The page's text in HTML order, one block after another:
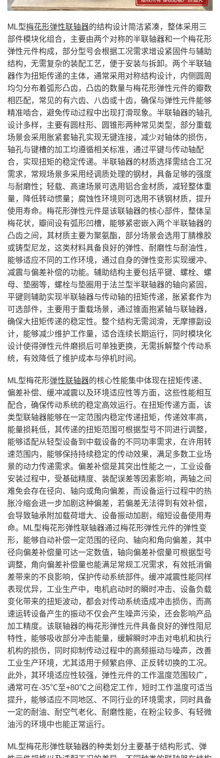
ML型梅花形弹性联轴器的结构设计简洁紧凑，整体采用三
部件模块化组合，主要由两个对称的半联轴器和一个梅花形
弹性元件构成，部分型号会根据工况需求增设紧固件与辅助
结构，无需复杂的装配工艺，便于安装与拆卸。两个半联轴
器作为扭矩传递的主体，通常采用对称结构设计，内侧圆周
均匀分布着弧形凸齿，凸齿的数量与梅花形弹性元件的瓣数
相匹配，常见的有六齿、八齿或十齿，确保与弹性元件能够
精准啮合，避免传动过程中出现打滑现象。半联轴器的轴孔
设计多样，主要有圆柱形、圆锥形两种常见类型，部分重载
场景会采用胀紧套轴孔实现无键连接，减少对轴体的损伤，
轴孔与键槽的加工均遵循相关标准，通过平键与传动轴配
合，实现扭矩的稳定传递。半联轴器的材质选择需结合工况
需求，常规场景多采用经调质处理的钢材，具备足够的强度
与耐磨性；轻载、高速场景可选用铝合金材质，减轻整体重
量，降低转动惯量；腐蚀性环境则可选用不锈钢材质，提升
使用寿命。梅花形弹性元件是该联轴器的核心部件，整体呈
梅花状，瓣间设有弧形凹槽，能够紧密嵌入两个半联轴器的
凸齿之间，其材质主要为聚氨酯，部分场景会选用丁腈橡胶
或铸型尼龙，这类材料具备良好的弹性、耐磨性与耐油性，
能够适应不同的工作环境，通过自身的弹性变形实现缓冲、
减震与偏差补偿的功能。辅助结构主要包括平键、螺栓、螺
母、垫圈等，螺栓与垫圈用于法兰型半联轴器的轴向紧固，
平键则辅助实现半联轴器与传动轴的扭矩传递，胀紧套作为
可选部件，主要用于重载场景，通过锥面抱紧轴与联轴器，
确保大扭矩传递的稳定性。整个结构无需润滑，无摩擦副设
计，能够减少维护工作量，适合连续长期运行，同时模块化
设计使得弹性元件磨损后可单独更换，无需拆解整个传动系
统，有效降低了维护成本与停机时间。
ML型梅花形弹性联轴器的核心性能集中体现在扭矩传递、
偏差补偿、缓冲减震以及环境适应性等方面，这些性能相互
配合，确保传动系统的稳定高效运行。在扭矩传递方面，该
类型联轴器能够在一定范围内稳定传递扭矩，传递效率高，
能量损耗低，其传递的扭矩范围可根据型号不同进行调整，
能够适配从轻型设备到中载设备的不同功率需求，在许用转
速范围内，能够保持持续稳定的传动效果，满足多数工业场
景的动力传递需求。偏差补偿是其突出性能之一，工业设备
安装过程中，受基础精度、装配误差等因素影响，两轴之间
难免会存在径向、轴向或角向偏差，而设备运行过程中的热
胀冷缩会进一步加剧这种偏差，若偏差无法得到有效补偿，
会导致轴承附加载荷增大、设备振动加剧，缩短设备使用寿
命。ML型梅花形弹性联轴器通过梅花形弹性元件的弹性变
形，能够自动补偿一定范围的径向、轴向和角向偏差，其中
径向偏差补偿量可达一定数值，轴向偏差补偿量可根据型号
调整，角向偏差补偿量也能满足常规工况需求，有效抵消偏
差带来的不良影响，保护传动系统部件。缓冲减震性能同样
表现优异，工业生产中，电机启动时的瞬时冲击、设备负载
变化带来的扭矩波动，都会对传动系统造成冲击损伤，而高
速运转设备产生的振动不仅会产生噪声污染，还会影响产品
加工精度。该联轴器的梅花形弹性元件具备良好的弹性阻尼
特性，能够吸收部分冲击能量，缓解瞬时冲击对电机和执行
机构的损伤，同时抑制传动过程中的高频振动与噪声，改善
工业生产环境，尤其适用于频繁启停、正反转切换的工况。
此外，其环境适应性较强，弹性元件的工作温度范围较广，
通常可在-35℃至+80℃之间稳定工作，短时工作温度可适当
提升，能够适应不同地区、不同行业的环境需求，同时具备
一定的耐油、耐空气老化、耐磨性能，在粉尘较多、有轻微
油污的环境中也能正常运行。
ML型梅花形弹性联轴器的种类划分主要基于结构形式、弹